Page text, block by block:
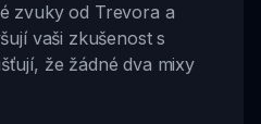
zvuky od Trevora a
vaši zkušenost s
že žádné dva mixy